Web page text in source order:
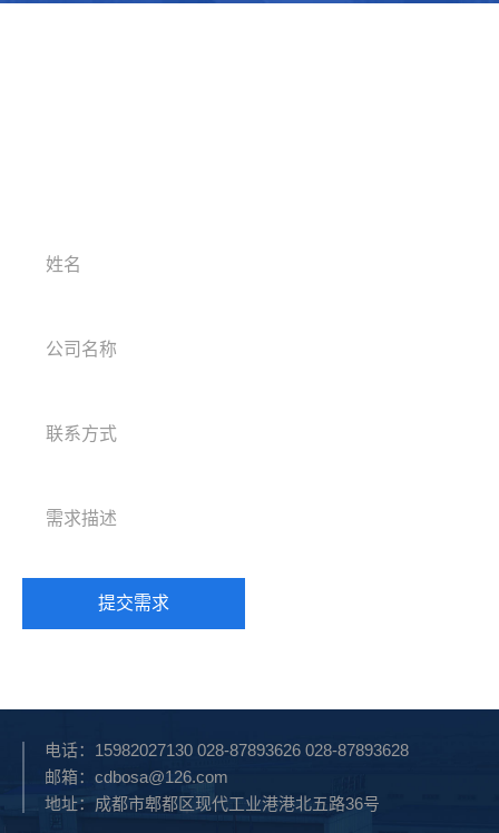
电话：15982027130 028-87893626 028-87893628
邮箱：cdbosa@126.com
地址：成都市郫都区现代工业港港北五路36号